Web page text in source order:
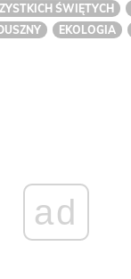
ŚWIĘTYCH
EKOLOGIA
ad